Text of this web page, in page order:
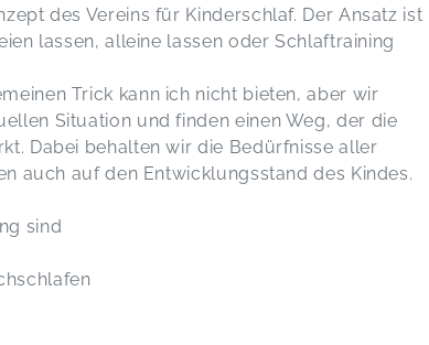
des Vereins für Kinderschlaf. Der Ansatz ist
lassen, alleine lassen oder Schlaftraining
Trick kann ich nicht bieten, aber wir
Situation und finden einen Weg, der die
Dabei behalten wir die Bedürfnisse aller
auch auf den Entwicklungsstand des Kindes.
sind